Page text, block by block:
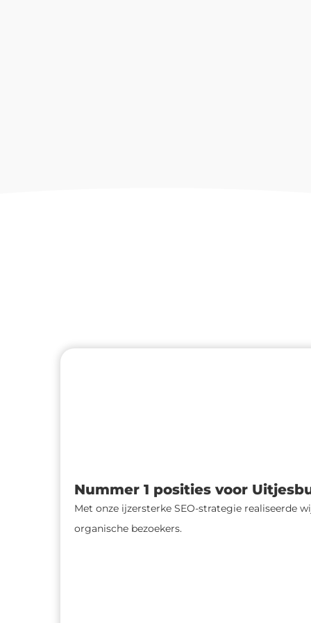
Nummer 1 posities voor
Met onze ijzersterke SEO-strategie realiseerde
organische bezoekers.